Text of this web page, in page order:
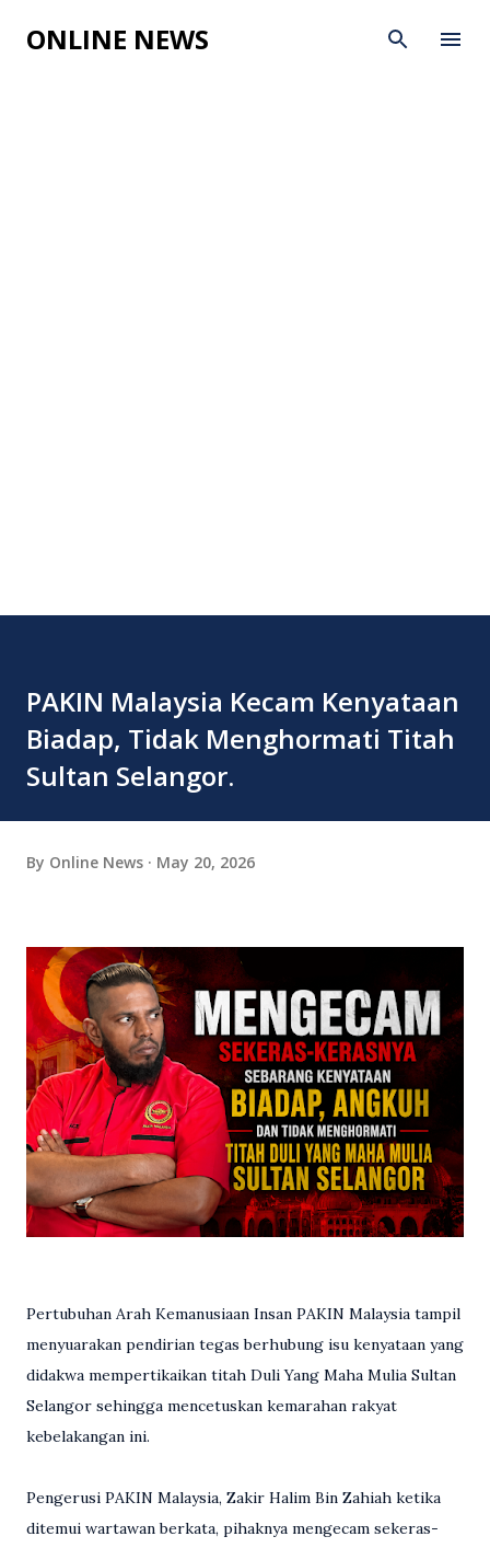
Skip to main content
ONLINE NEWS
PAKIN Malaysia Kecam Kenyataan
Biadap, Tidak Menghormati Titah
Sultan Selangor.
By Online News May 20, 2026
Pertubuhan Arah Kemanusiaan Insan PAKIN Malaysia tampil
menyuarakan pendirian tegas berhubung isu kenyataan yang
didakwa mempertikaikan titah Duli Yang Maha Mulia Sultan
Selangor sehingga mencetuskan kemarahan rakyat
kebelakangan ini.
Pengerusi PAKIN Malaysia, Zakir Halim Bin Zahiah ketika
ditemui wartawan berkata, pihaknya mengecam sekeras-